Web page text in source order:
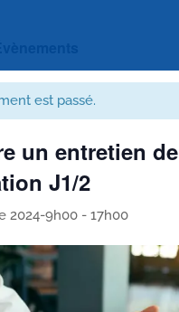
est passé.
un entretien de
J1/2
2024-9h00 - 17h00